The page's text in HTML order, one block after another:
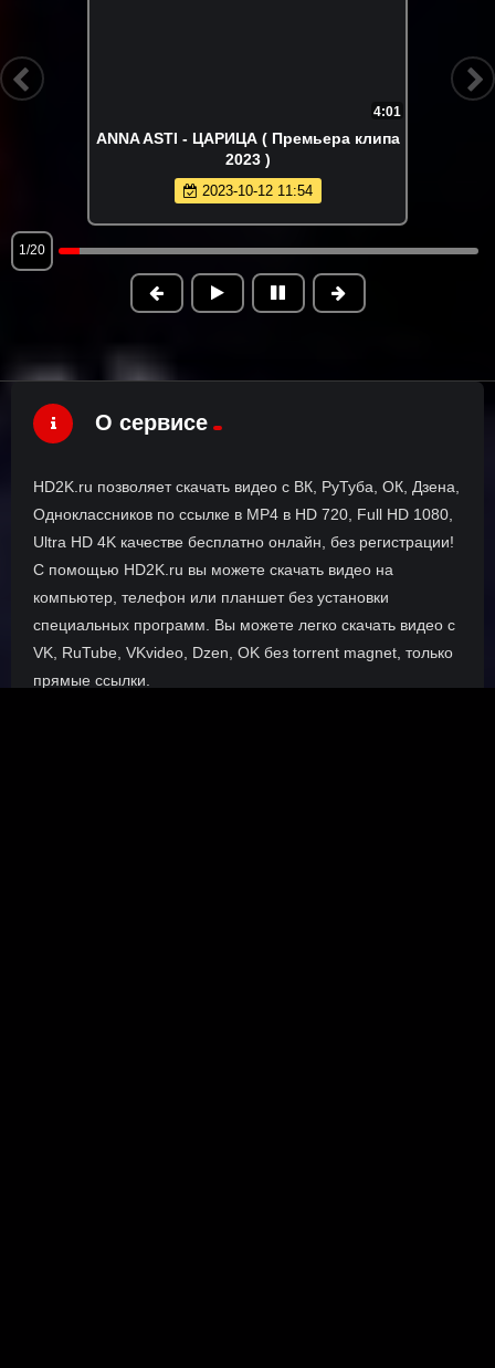
4:01
ANNA ASTI - ЦАРИЦА ( Премьера клипа
2023 )
2023-10-12 11:54
1/20
О сервисе
HD2K.ru позволяет скачать видео с ВК, РуТуба, ОК, Дзена,
Одноклассников по ссылке в MP4 в HD 720, Full HD 1080,
Ultra HD 4K качестве бесплатно онлайн, без регистрации!
С помощью HD2K.ru вы можете скачать видео на
компьютер, телефон или планшет без установки
специальных программ. Вы можете легко скачать видео с
VK, RuTube, VKvideo, Dzen, OK без torrent magnet, только
прямые ссылки.